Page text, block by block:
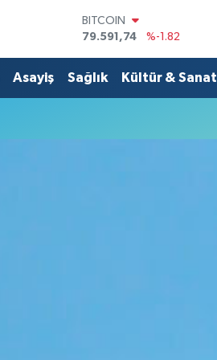
BITCOIN
79.591,74
%-1.82
EURO
53,38690
%0.19
Asayiş Sağlık Kültür & Sanat